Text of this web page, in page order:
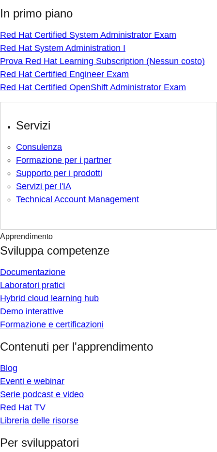
In primo piano
Red Hat Certified System Administrator Exam
Red Hat System Administration I
Prova Red Hat Learning Subscription (Nessun costo)
Red Hat Certified Engineer Exam
Red Hat Certified OpenShift Administrator Exam
Servizi
Consulenza
Formazione per i partner
Supporto per i prodotti
Servizi per l'IA
Technical Account Management
Apprendimento
Sviluppa competenze
Documentazione
Laboratori pratici
Hybrid cloud learning hub
Demo interattive
Formazione e certificazioni
Contenuti per l'apprendimento
Blog
Eventi e webinar
Serie podcast e video
Red Hat TV
Libreria delle risorse
Per sviluppatori